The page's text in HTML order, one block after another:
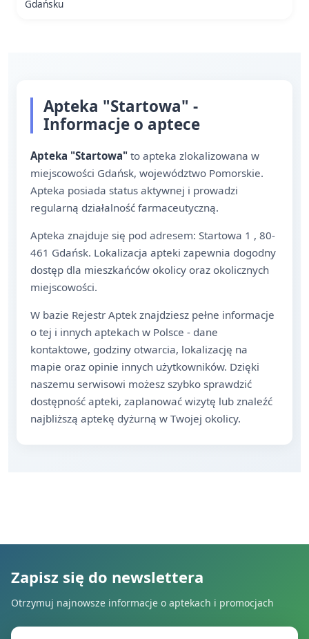
Gdańsku
Apteka "Startowa" -
Informacje o aptece
Apteka "Startowa" to apteka zlokalizowana w
miejscowości Gdańsk, województwo Pomorskie.
Apteka posiada status aktywnej i prowadzi
regularną działalność farmaceutyczną.
Apteka znajduje się pod adresem: Startowa 1 , 80-
461 Gdańsk. Lokalizacja apteki zapewnia dogodny
dostęp dla mieszkańców okolicy oraz okolicznych
miejscowości.
W bazie Rejestr Aptek znajdziesz pełne informacje
o tej i innych aptekach w Polsce - dane
kontaktowe, godziny otwarcia, lokalizację na
mapie oraz opinie innych użytkowników. Dzięki
naszemu serwisowi możesz szybko sprawdzić
dostępność apteki, zaplanować wizytę lub znaleźć
najbliższą aptekę dyżurną w Twojej okolicy.
Zapisz się do newslettera
Otrzymuj najnowsze informacje o aptekach i promocjach